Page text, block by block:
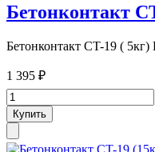
Бетонконтакт
Бетонконтакт CT-19 ( 5кг)
1 395 ₽